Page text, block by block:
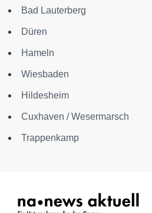
Bad Lauterberg
Düren
Hameln
Wiesbaden
Hildesheim
Cuxhaven / Wesermarsch
Trappenkamp